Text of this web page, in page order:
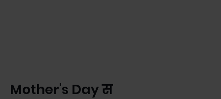
Mother's Day स